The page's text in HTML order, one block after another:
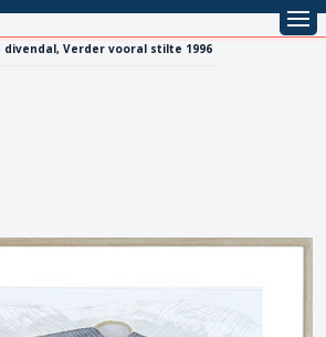
Verder vooral stilte 1996